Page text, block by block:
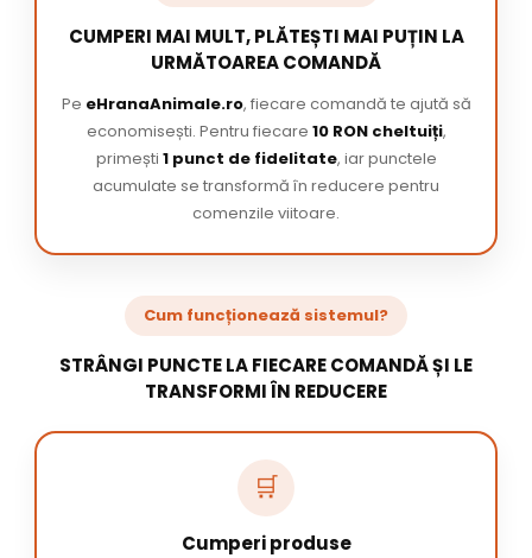
CUMPERI MAI MULT, PLĂTEȘTI MAI PUȚIN LA
URMĂTOAREA COMANDĂ
Pe eHranaAnimale.ro, fiecare comandă te ajută să
economisești. Pentru fiecare 10 RON cheltuiți,
primești 1 punct de fidelitate, iar punctele
acumulate se transformă în reducere pentru
comenzile viitoare.
Cum funcționează sistemul?
STRÂNGI PUNCTE LA FIECARE COMANDĂ ȘI LE
TRANSFORMI ÎN REDUCERE
🛒
Cumperi produse